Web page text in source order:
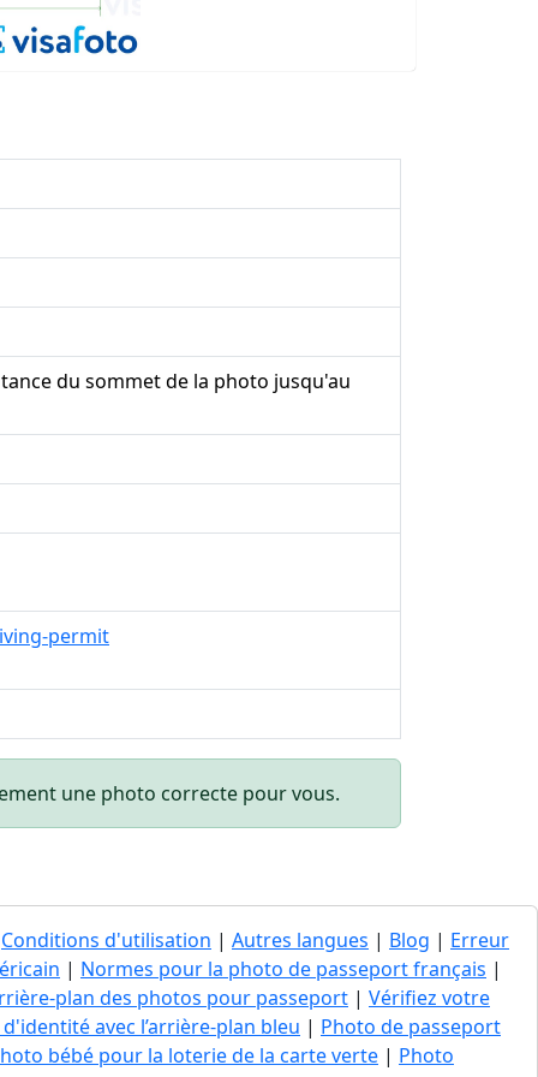
du sommet de la photo jusqu'au
permit
une photo correcte pour vous.
Conditions d'utilisation | Autres langues | Blog | Erreur
| Normes pour la photo de passeport français |
plan des photos pour passeport | Vérifiez votre
avec l’arrière-plan bleu | Photo de passeport
bébé pour la loterie de la carte verte | Photo